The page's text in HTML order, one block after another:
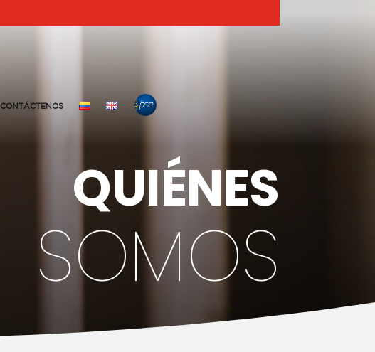
CONTÁCTENOS
QUIÉNES
SOMOS